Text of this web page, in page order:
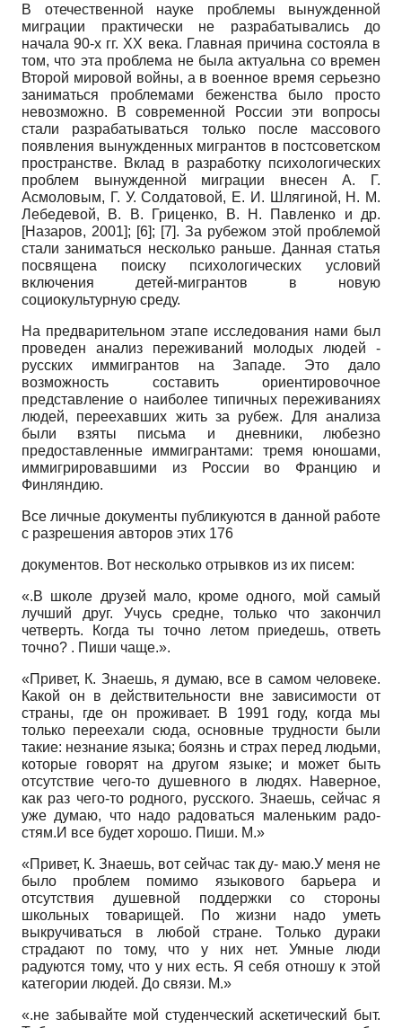
В отечественной науке проблемы вынужденной
миграции практически не разрабатывались до
начала 90-х гг. ХХ века. Главная причина состояла в
том, что эта проблема не была актуальна со времен
Второй мировой войны, а в военное время серьезно
заниматься проблемами бежен­ства было просто
невозможно. В современной России эти вопросы
стали разрабатываться только после массового
появления вынужденных мигрантов в постсоветском
пространстве. Вклад в разработку психологических
проблем вынужденной миграции внесен А. Г.
Асмоловым, Г. У. Солда­товой, Е. И. Шлягиной, Н. М.
Лебедевой, В. В. Гриценко, В. Н. Павленко и др.
[Назаров, 2001]; [6]; [7]. За рубежом этой проблемой
стали заниматься несколько раньше. Данная статья
посвящена поиску психологических условий
включения детей-мигрантов в новую
социокультурную среду.
На предварительном этапе исследования нами был
проведен анализ переживаний молодых людей -
русских иммигрантов на Западе. Это дало
возможность составить ориентировочное
представление о наиболее типичных переживаниях
людей, переехавших жить за рубеж. Для анализа
были взяты письма и дневники, любезно
предоставленные иммигрантами: тремя юношами,
иммигрировавшими из России во Францию и
Финляндию.
Все личные документы публикуются в данной работе
с разрешения авторов этих 176
документов. Вот несколько отрывков из их писем:
«.В школе друзей мало, кроме одного, мой самый
лучший друг. Учусь средне, только что закончил
четверть. Когда ты точно летом приедешь, ответь
точно? . Пиши чаще.».
«Привет, К. Знаешь, я думаю, все в самом человеке.
Какой он в действительности вне зависимости от
страны, где он проживает. В 1991 году, когда мы
только переехали сюда, основные трудности были
такие: незнание языка; боязнь и страх перед людьми,
которые говорят на другом языке; и может быть
отсутствие чего-то душевного в людях. Наверное,
как раз чего-то родного, русского. Знаешь, сейчас я
уже думаю, что надо радоваться маленьким радо-
стям.И все будет хорошо. Пиши. М.»
«Привет, К. Знаешь, вот сейчас так ду- маю.У меня не
было проблем помимо языкового барьера и
отсутствия душевной поддержки со стороны
школьных товарищей. По жизни надо уметь
выкручиваться в любой стране. Только дураки
страдают по тому, что у них нет. Умные люди
радуются тому, что у них есть. Я себя отношу к этой
категории людей. До связи. М.»
«.не забывайте мой студенческий аскетический быт.